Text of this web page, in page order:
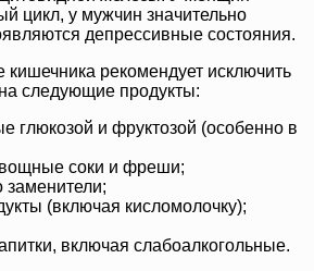
цикл, у мужчин значительно
депрессивные состояния.
кишечника рекомендует исключить
следующие продукты:
глюкозой и фруктозой (особенно в
соки и фреши;
заменители;
(включая кисломолочку);
включая слабоалкогольные.